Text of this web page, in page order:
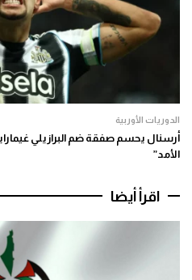
الدوريات الأوربية
أرسنال يحسم صفقة ضم البرازيلي
الأمد”
اقرأ أيضا